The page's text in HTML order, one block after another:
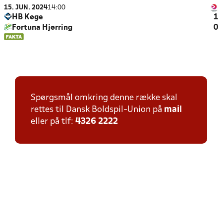
15. JUN. 202414:00
HB Køge
1
Fortuna Hjørring
0
Spørgsmål omkring denne række skal
rettes til Dansk Boldspil-Union på mail
eller på tlf: 4326 2222